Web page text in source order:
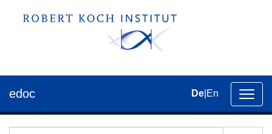
edoc De En